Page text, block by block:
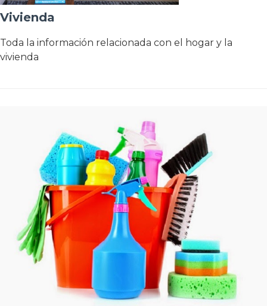
Vivienda
Toda la información relacionada con el hogar y la
vivienda